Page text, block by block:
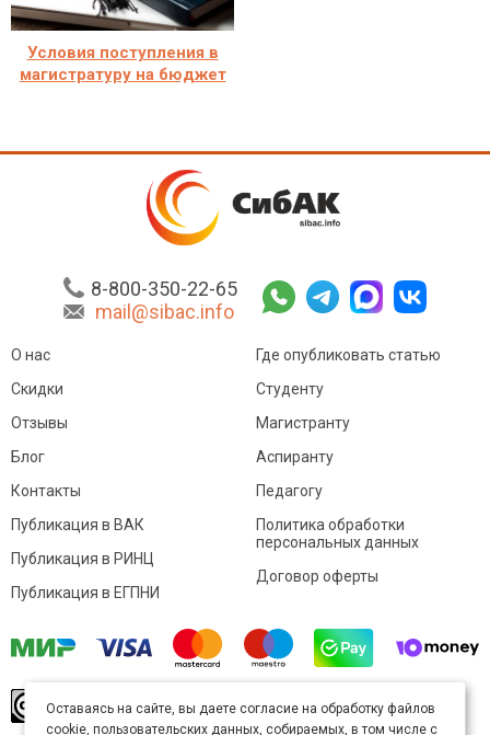
Условия поступления в
магистратуру на бюджет
8-800-350-22-65
mail@sibac.info
О нас
Скидки
Отзывы
Блог
Контакты
Где опубликовать статью
Студенту
Магистранту
Аспиранту
Педагогу
Публикация в ВАК
Публикация в РИНЦ
Публикация в ЕГПНИ
Политика обработки
персональных данных
Договор оферты
произведение доступно полицензии Creative
Оставаясь на сайте, вы даете согласие на обработку файлов
cookie, пользовательских данных, собираемых, в том числе с